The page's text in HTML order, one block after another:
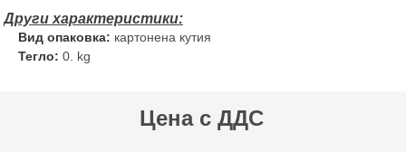
Вид опаковка: картонена кутия
Тегло: 0. kg
Цена с ДДС